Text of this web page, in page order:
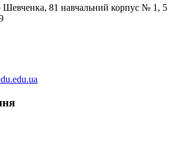
Шевченка, 81 навчальний корпус № 1, 5